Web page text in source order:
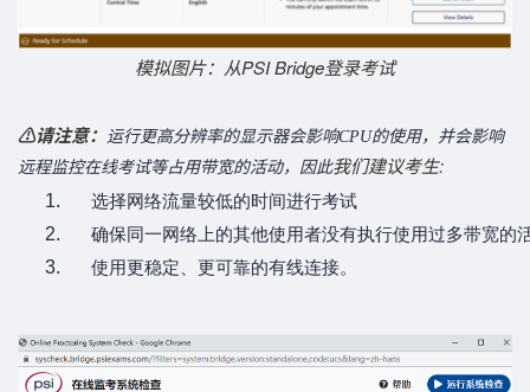
模拟图片： 从PSI Bridge登录考试
⚠️请注意： 运行更高分辨率的显示器会影响CPU的使用，并会影响
远程监控在线考试等占用带宽的活动，因此我们建议考生:
选择网络流量较低的时间进行考试
确保同一网络上的其他使用者没有执行使用过多带宽的
使用更稳定、更可靠的有线连接。